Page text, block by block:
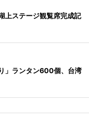
上ステージ観覧席完成記
」ランタン600個、台湾